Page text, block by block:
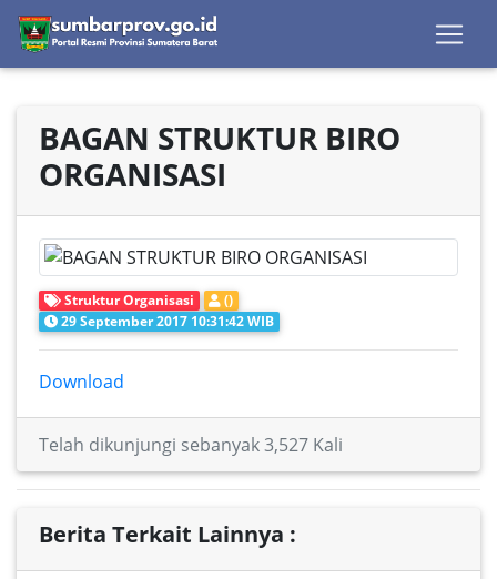
BAGAN STRUKTUR BIRO
ORGANISASI
Struktur Organisasi
()
29 September 2017 10:31:42 WIB
Download
Telah dikunjungi sebanyak 3,527 Kali
Berita Terkait Lainnya :